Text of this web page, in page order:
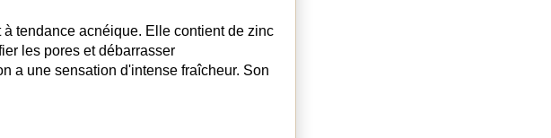
tendance acnéique. Elle contient de zinc
les pores et débarrasser
a une sensation d'intense fraîcheur. Son